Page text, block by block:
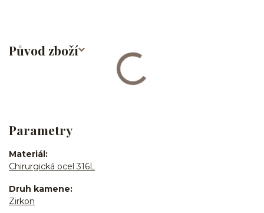
Původ zboží
Parametry
Materiál
Chirurgická ocel 316L
Druh kamene
Zirkon